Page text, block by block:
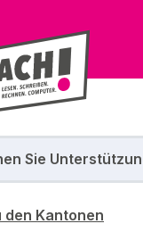
Sie
den Kantonen